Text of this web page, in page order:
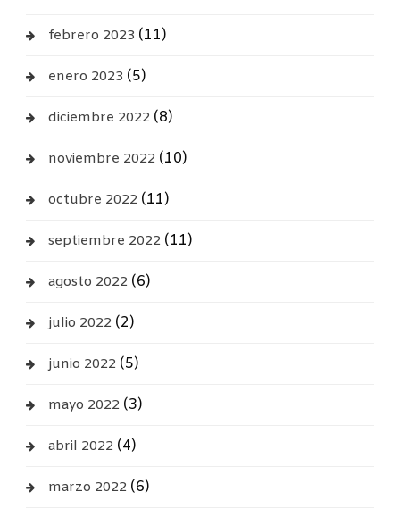
febrero 2023 (11)
enero 2023 (5)
diciembre 2022 (8)
noviembre 2022 (10)
octubre 2022 (11)
septiembre 2022 (11)
agosto 2022 (6)
julio 2022 (2)
junio 2022 (5)
mayo 2022 (3)
abril 2022 (4)
marzo 2022 (6)